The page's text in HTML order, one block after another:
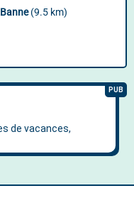
Banne(9.5 km)